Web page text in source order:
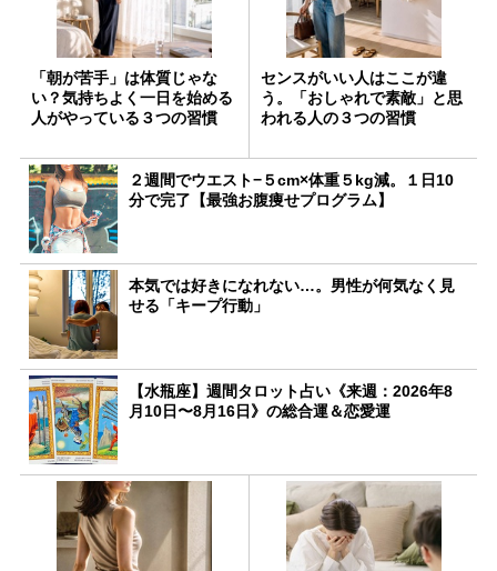
「朝が苦手」は体質じゃな
い？気持ちよく一日を始める
人がやっている３つの習慣
センスがいい人はここが違
う。「おしゃれで素敵」と思
われる人の３つの習慣
２週間でウエスト−５cm×体重５kg減。１日10
分で完了【最強お腹痩せプログラム】
本気では好きになれない…。男性が何気なく見
せる「キープ行動」
【水瓶座】週間タロット占い《来週：2026年8
月10日〜8月16日》の総合運＆恋愛運